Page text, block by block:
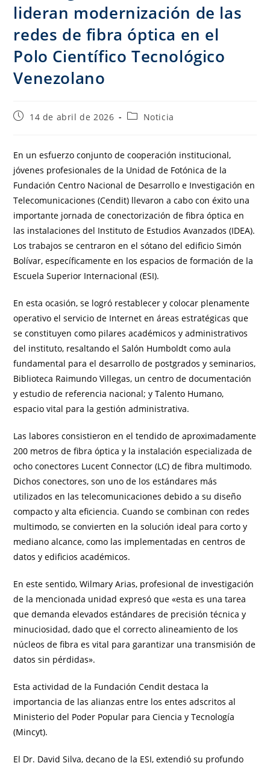
lideran modernización de las
redes de fibra óptica en el
Polo Científico Tecnológico
Venezolano
14 de abril de 2026 Noticia
En un esfuerzo conjunto de cooperación institucional,
jóvenes profesionales de la Unidad de Fotónica de la
Fundación Centro Nacional de Desarrollo e Investigación en
Telecomunicaciones (Cendit) llevaron a cabo con éxito una
importante jornada de conectorización de fibra óptica en
las instalaciones del Instituto de Estudios Avanzados (IDEA).
Los trabajos se centraron en el sótano del edificio Simón
Bolívar, específicamente en los espacios de formación de la
Escuela Superior Internacional (ESI).
En esta ocasión, se logró restablecer y colocar plenamente
operativo el servicio de Internet en áreas estratégicas que
se constituyen como pilares académicos y administrativos
del instituto, resaltando el Salón Humboldt como aula
fundamental para el desarrollo de postgrados y seminarios,
Biblioteca Raimundo Villegas, un centro de documentación
y estudio de referencia nacional; y Talento Humano,
espacio vital para la gestión administrativa.
Las labores consistieron en el tendido de aproximadamente
200 metros de fibra óptica y la instalación especializada de
ocho conectores Lucent Connector (LC) de fibra multimodo.
Dichos conectores, son uno de los estándares más
utilizados en las telecomunicaciones debido a su diseño
compacto y alta eficiencia. Cuando se combinan con redes
multimodo, se convierten en la solución ideal para corto y
mediano alcance, como las implementadas en centros de
datos y edificios académicos.
En este sentido, Wilmary Arias, profesional de investigación
de la mencionada unidad expresó que «esta es una tarea
que demanda elevados estándares de precisión técnica y
minuciosidad, dado que el correcto alineamiento de los
núcleos de fibra es vital para garantizar una transmisión de
datos sin pérdidas».
Esta actividad de la Fundación Cendit destaca la
importancia de las alianzas entre los entes adscritos al
Ministerio del Poder Popular para Ciencia y Tecnología
(Mincyt).
El Dr. David Silva, decano de la ESI, extendió su profundo